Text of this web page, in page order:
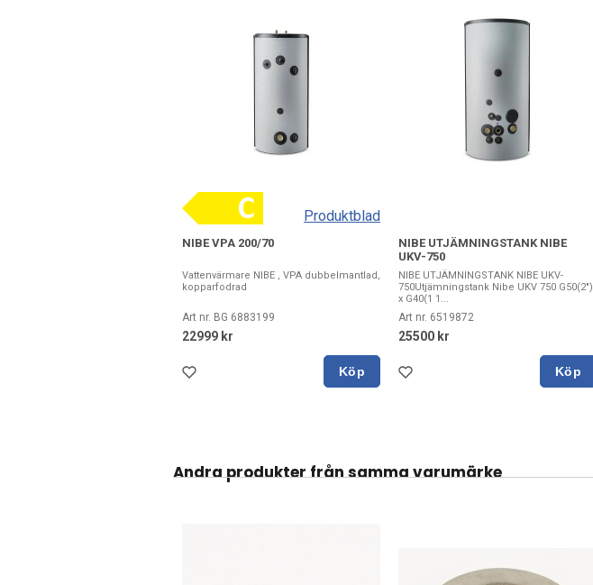
Produktblad
NIBE VPA 200/70
Vattenvärmare NIBE , VPA dubbelmantlad,
kopparfodrad
Art nr. BG 6883199
22999 kr
Köp
NIBE UTJÄMNINGSTANK NIBE
UKV-750
NIBE UTJÄMNINGSTANK NIBE UKV-
750Utjämningstank Nibe UKV 750 G50(2")
x G40(1 1...
Art nr. 6519872
25500 kr
Köp
Andra produkter från samma varumärke